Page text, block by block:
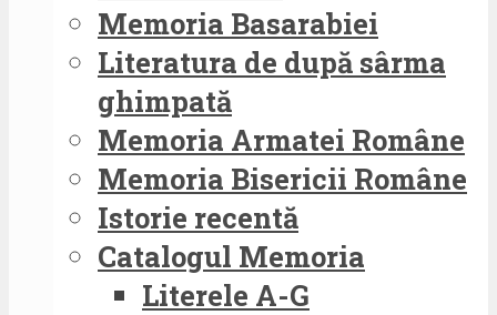
Memoria Basarabiei
Literatura de după sârma
ghimpată
Memoria Armatei Române
Memoria Bisericii Române
Istorie recentă
Catalogul Memoria
Literele A-G